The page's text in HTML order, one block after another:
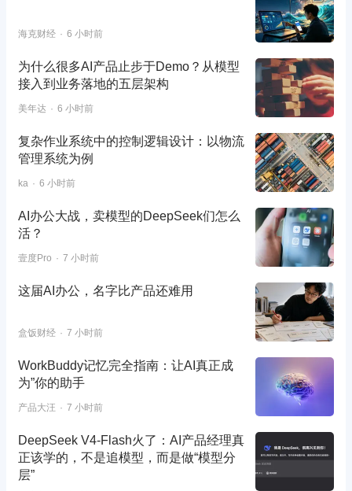
海克财经 6 小时前
为什么很多AI产品止步于Demo？从模型
接入到业务落地的五层架构
美年达 6 小时前
复杂作业系统中的控制逻辑设计：以物流
管理系统为例
ka 6 小时前
AI办公大战，卖模型的DeepSeek们怎么
活？
壹度Pro 7 小时前
这届AI办公，名字比产品还难用
盒饭财经 7 小时前
WorkBuddy记忆完全指南：让AI真正成
为”你的助手
产品大汪 7 小时前
DeepSeek V4-Flash火了：AI产品经理真
正该学的，不是追模型，而是做“模型分
层”